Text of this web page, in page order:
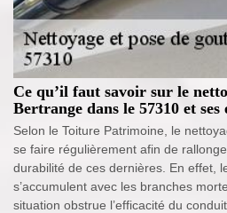
Ce qu’il faut savoir sur le
Bertrange dans le 57310 et ses
Selon le Toiture Patrimoine, le
se faire régulièrement afin de
durabilité de ces dernières. En effet,
s’accumulent avec les branches
situation obstrue l’efficacité du